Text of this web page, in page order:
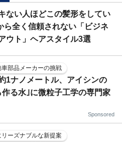
ない人ほどこの髪形をしてい
ら全く信頼されない「ビジネ
ウト」ヘアスタイル3選
部品メーカーの挑戦
1ナノメートル、アイシンの
作る水｣に微粒子工学の専門家
Sponsored
ーズナブルな新提案